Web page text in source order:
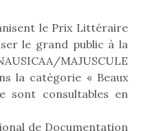
le Prix Littéraire
le grand public à la
MAJUSCULE
la catégorie « Beaux
sont consultables en
de Documentation
des
Le boom de la trottinette
pour enfant : bien plus
qu’un jeu !
L’attrait pour la glisse
est universel, et même